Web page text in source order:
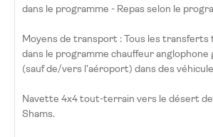
dans le programme - Repas selon le
Moyens de transport : Tous les transferts
dans le programme chauffeur anglophone
(sauf de/vers l'aéroport) dans des
Navette 4x4 tout-terrain vers le désert de
Shams.